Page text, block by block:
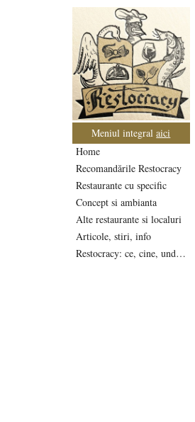
Meniul integralaici
Home
Recomandările Restocracy
Restaurante cu specific
Concept si ambianta
Alte restaurante si localuri
Articole, stiri, info
Restocracy: ce, cine, unde...